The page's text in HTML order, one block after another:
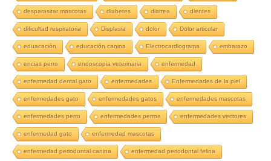
desparasitar mascotas diabetes diarrea dientes
dificultad respiratoria Displasia dolor Dolor articular
eduacación educación canina Electrocardiograma embarazo
encias perro endoscopia veterinaria enfermedad
enfermedad dental gato enfermedades Enfermedades de la piel
enfermedades gato enfermedades gatos enfermedades mascotas
enfermedades perro enfermedades perros enfermedades vectores
enfermedad gato enfermedad mascotas
enfermedad periodontal canina enfermedad periodontal felina